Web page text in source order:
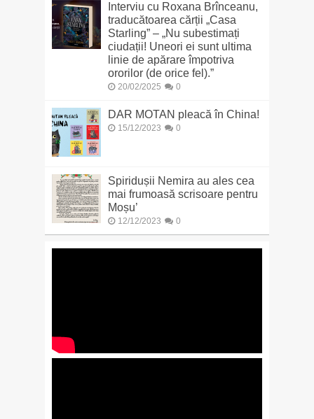
Interviu cu Roxana Brînceanu,
traducătoarea cărții „Casa
Starling” – „Nu subestimați
ciudații! Uneori ei sunt ultima
linie de apărare împotriva
ororilor (de orice fel).”
20/02/2025 0
DAR MOTAN pleacă în China!
15/12/2023 0
Spiridușii Nemira au ales cea
mai frumoasă scrisoare pentru
Moșu’
12/12/2023 0